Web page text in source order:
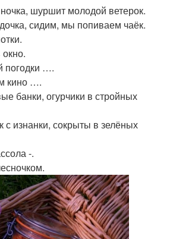
шуршит молодой ветерок.
сидим, мы попиваем чаёк.
погодки ….
кино ….
банки, огурчики в стройных
с изнанки, сокрыты в зелёных
-.